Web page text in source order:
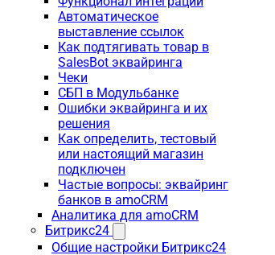
Автоматическое
выставление ссылок
Как подтягивать товар в
SalesBot эквайринга
Чеки
СБП в Модульбанке
Ошибки эквайринга и их
решения
Как определить, тестовый
или настоящий магазин
подключен
Частые вопросы: эквайринг
банков в amoCRM
Аналитика для amoCRM
Битрикс24
Общие настройки Битрикс24